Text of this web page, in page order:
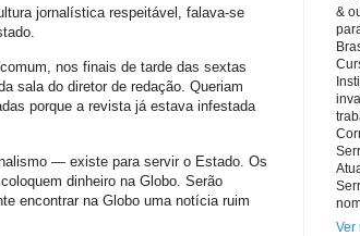
jornalística respeitável, falava-se
nos finais de tarde das sextas
sala do diretor de redação. Queriam
porque a revista já estava infestada
— existe para servir o Estado. Os
dinheiro na Globo. Serão
encontrar na Globo uma notícia ruim
&
Ver